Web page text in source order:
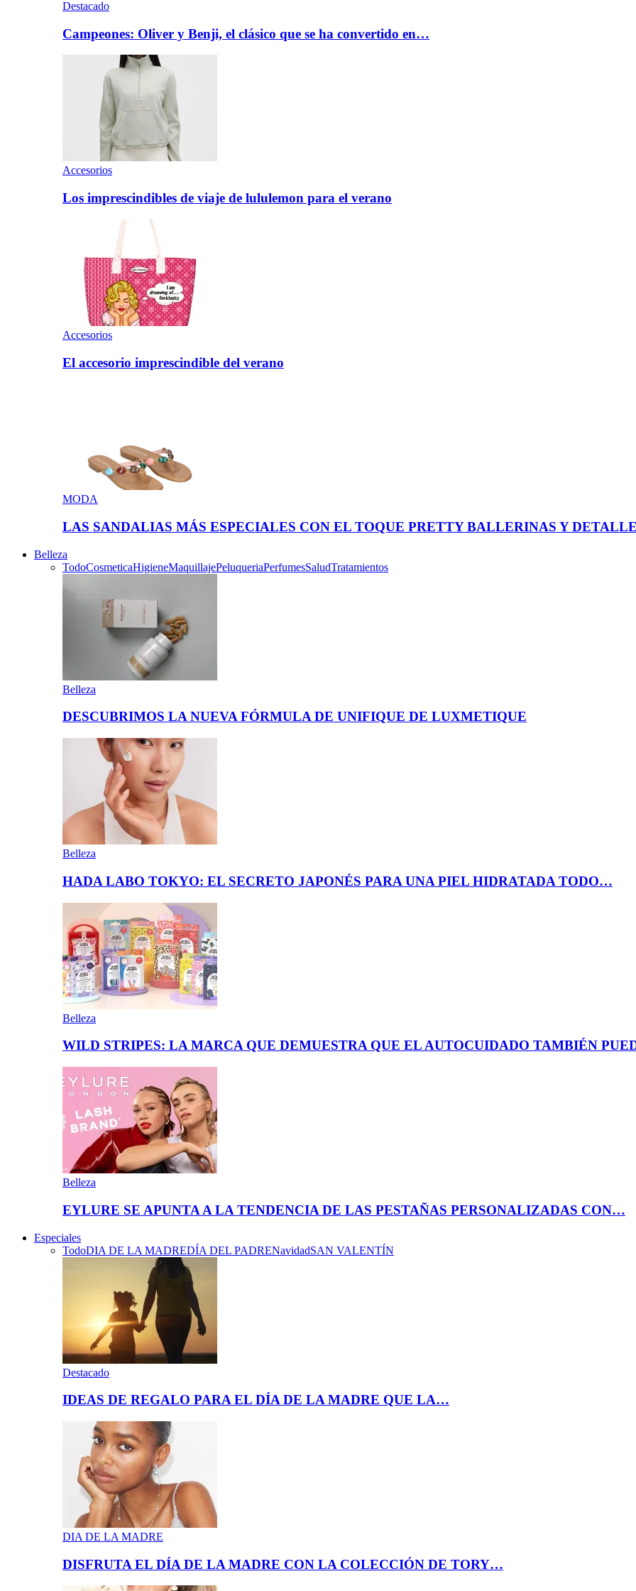
Destacado
Campeones: Oliver y Benji, el clásico que se ha convertido en…
Accesorios
Los imprescindibles de viaje de lululemon para el verano
Accesorios
El accesorio imprescindible del verano
MODA
LAS SANDALIAS MÁS ESPECIALES CON EL TOQUE PRETTY BALLERINAS Y
Belleza
TodoCosmeticaHigieneMaquillajePeluqueriaPerfumesSaludTratamientos
Belleza
DESCUBRIMOS LA NUEVA FÓRMULA DE UNIFIQUE DE LUXMETIQUE
Belleza
HADA LABO TOKYO: EL SECRETO JAPONÉS PARA UNA PIEL HIDRATADA TODO…
Belleza
WILD STRIPES: LA MARCA QUE DEMUESTRA QUE EL AUTOCUIDADO TAMBIÉN
Belleza
EYLURE SE APUNTA A LA TENDENCIA DE LAS PESTAÑAS PERSONALIZADAS CON…
Especiales
TodoDIA DE LA MADREDÍA DEL PADRENavidadSAN VALENTÍN
Destacado
IDEAS DE REGALO PARA EL DÍA DE LA MADRE QUE LA…
DIA DE LA MADRE
DISFRUTA EL DÍA DE LA MADRE CON LA COLECCIÓN DE TORY…